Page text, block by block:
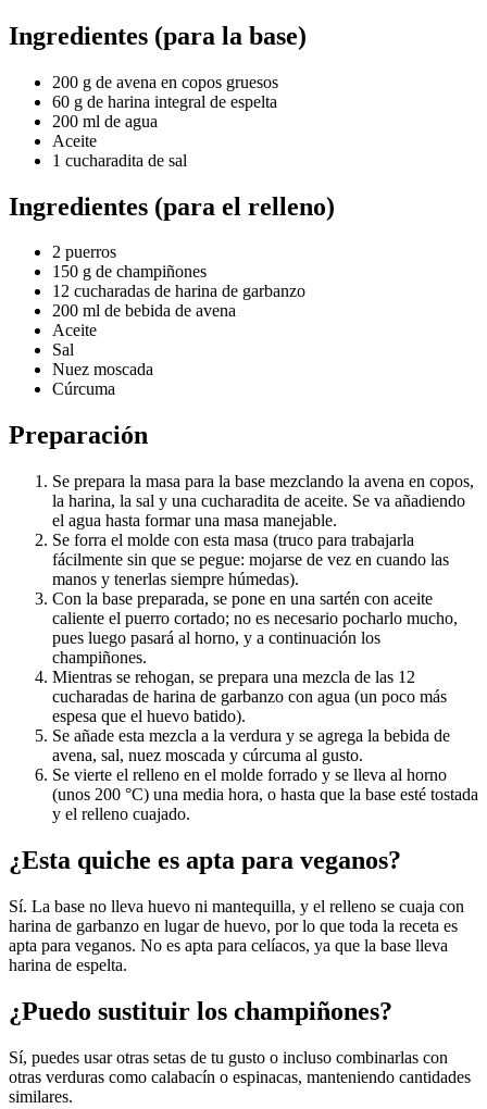
Ingredientes (para la base)
200 g de avena en copos gruesos
60 g de harina integral de espelta
200 ml de agua
Aceite
1 cucharadita de sal
Ingredientes (para el relleno)
2 puerros
150 g de champiñones
12 cucharadas de harina de garbanzo
200 ml de bebida de avena
Aceite
Sal
Nuez moscada
Cúrcuma
Preparación
Se prepara la masa para la base mezclando la avena en copos,
la harina, la sal y una cucharadita de aceite. Se va añadiendo
el agua hasta formar una masa manejable.
Se forra el molde con esta masa (truco para trabajarla
fácilmente sin que se pegue: mojarse de vez en cuando las
manos y tenerlas siempre húmedas).
Con la base preparada, se pone en una sartén con aceite
caliente el puerro cortado; no es necesario pocharlo mucho,
pues luego pasará al horno, y a continuación los
champiñones.
Mientras se rehogan, se prepara una mezcla de las 12
cucharadas de harina de garbanzo con agua (un poco más
espesa que el huevo batido).
Se añade esta mezcla a la verdura y se agrega la bebida de
avena, sal, nuez moscada y cúrcuma al gusto.
Se vierte el relleno en el molde forrado y se lleva al horno
(unos 200 °C) una media hora, o hasta que la base esté tostada
y el relleno cuajado.
¿Esta quiche es apta para veganos?
Sí. La base no lleva huevo ni mantequilla, y el relleno se cuaja con
harina de garbanzo en lugar de huevo, por lo que toda la receta es
apta para veganos. No es apta para celíacos, ya que la base lleva
harina de espelta.
¿Puedo sustituir los champiñones?
Sí, puedes usar otras setas de tu gusto o incluso combinarlas con
otras verduras como calabacín o espinacas, manteniendo cantidades
similares.